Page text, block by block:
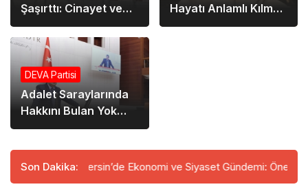
Şaşırttı: Cinayet ve
Cinsel Suçlara da
Erken Tahliye Yolu!
Hayatı Anlamlı Kılmak
İçin Bir Yol
DEVA Partisi
Adalet Saraylarında
Hakkını Bulan Yok
Mu? Ekmen’in Şok
Son Dakika:
Mersin’de Ekonomi ve Siyaset Gündemi: Önemli İsimler